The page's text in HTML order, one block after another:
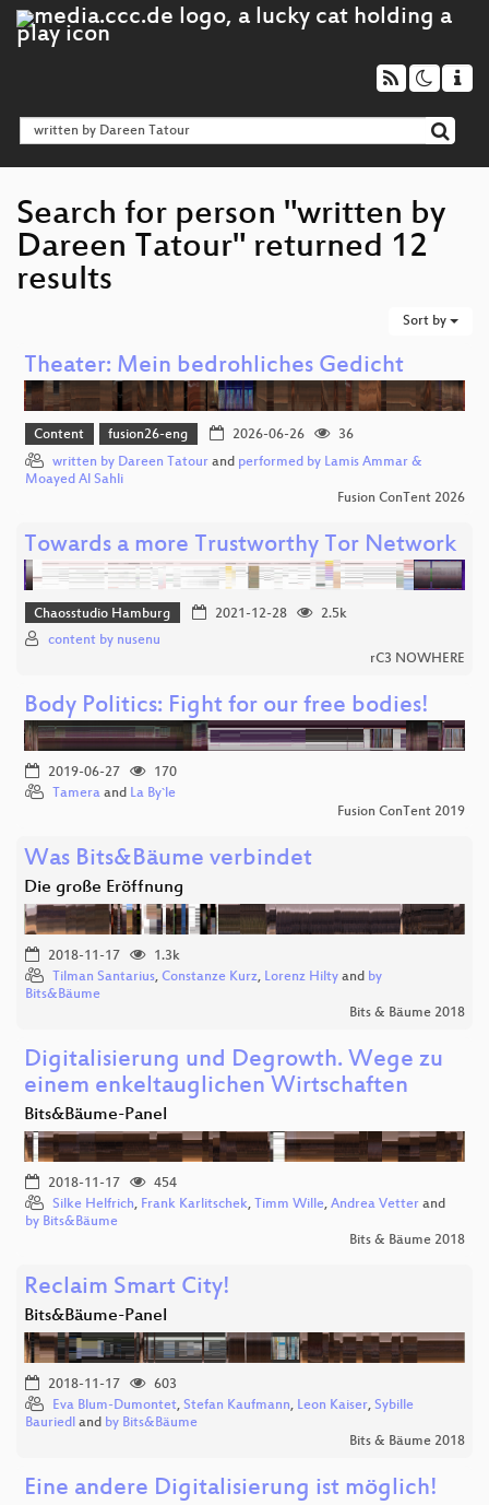
Search for person "written by
Dareen Tatour" returned 12
results
Sort by
Theater: Mein bedrohliches Gedicht
Content fusion26-eng 2026-06-26
36
written by Dareen Tatour and performed by Lamis Ammar &
Moayed Al Sahli
Fusion ConTent 2026
Towards a more Trustworthy Tor Network
Chaosstudio Hamburg 2021-12-28
2.5k
content by nusenu
rC3 NOWHERE
Body Politics: Fight for our free bodies!
2019-06-27
170
Tamera and La By`le
Fusion ConTent 2019
Was Bits&Bäume verbindet
Die große Eröffnung
2018-11-17
1.3k
Tilman Santarius, Constanze Kurz, Lorenz Hilty and by
Bits&Bäume
Bits & Bäume 2018
Digitalisierung und Degrowth. Wege zu
einem enkeltauglichen Wirtschaften
Bits&Bäume-Panel
2018-11-17
454
Silke Helfrich, Frank Karlitschek, Timm Wille, Andrea Vetter and
by Bits&Bäume
Bits & Bäume 2018
Reclaim Smart City!
Bits&Bäume-Panel
2018-11-17
603
Eva Blum-Dumontet, Stefan Kaufmann, Leon Kaiser, Sybille
Bauriedl and by Bits&Bäume
Bits & Bäume 2018
Eine andere Digitalisierung ist möglich!